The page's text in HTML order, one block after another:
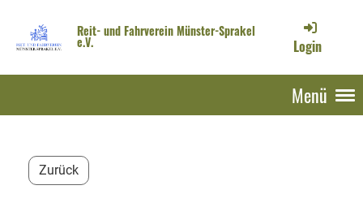
Reit- und Fahrverein Münster-Sprakel
e.V. Login
Menü
Zurück